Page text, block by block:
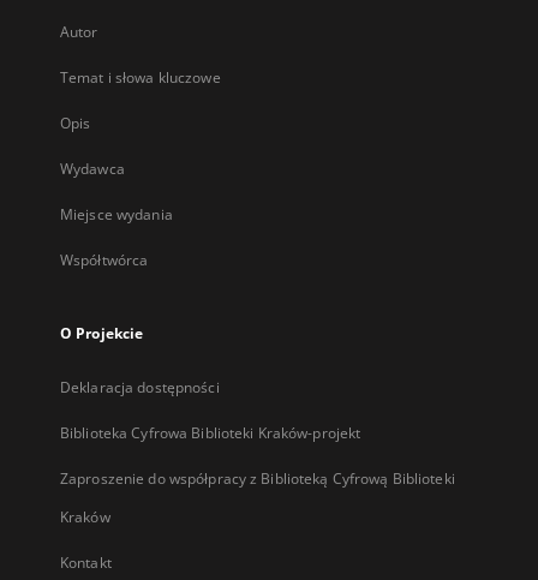
Autor
Temat i słowa kluczowe
Opis
Wydawca
Miejsce wydania
Współtwórca
O Projekcie
Deklaracja dostępności
Biblioteka Cyfrowa Biblioteki Kraków-projekt
Zaproszenie do współpracy z Biblioteką Cyfrową Biblioteki
Kraków
Kontakt